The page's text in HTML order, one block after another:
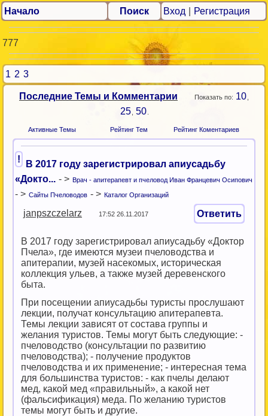
Начало Поиск Вход Регистрация
777
1 2 3
Последние Темы и Комментарии Показать по: 10
25 50
Активные Темы Рейтинг Тем Рейтинг Коментариев
!
В 2017 году зарегистрировал апиусадьбу
«Докто... - > Врач - апитерапевт и пчеловод Иван Францевич Осипович
- > Сайты Пчеловодов - > Каталог Организаций
janpszczelarz 17:52 26.11.2017 Ответить
В 2017 году зарегистрировал апиусадьбу «Доктор
Пчела», где имеются музеи пчеловодства и
апитерапии, музей насекомых, историческая
коллекция ульев, а также музей деревенского
быта.
При посещении апиусадьбы туристы прослушают
лекции, получат консультацию апитерапевта.
Темы лекции зависят от состава группы и
желания туристов. Темы могут быть следующие: -
пчеловодство (консультации по развитию
пчеловодства); - получение продуктов
пчеловодства и их применение; - интересная тема
для большинства туристов: - как пчелы делают
мед, какой мед «правильный», а какой нет
(фальсификация) меда. По желанию туристов
темы могут быть и другие.